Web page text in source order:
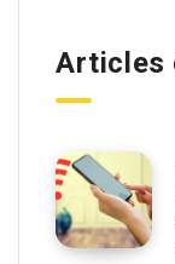
Articles